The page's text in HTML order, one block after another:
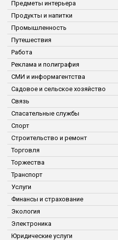
Предметы интерьера
Продукты и напитки
Промышленность
Путешествия
Работа
Реклама и полиграфия
СМИ и информагентства
Садовое и сельское хозяйство
Связь
Спасательные службы
Спорт
Строительство и ремонт
Торговля
Торжества
Транспорт
Услуги
Финансы и страхование
Экология
Электроника
Юридические услуги